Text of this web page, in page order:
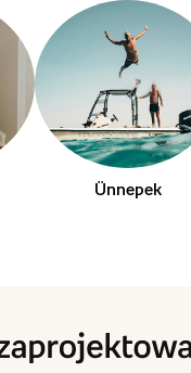
Ünnepek